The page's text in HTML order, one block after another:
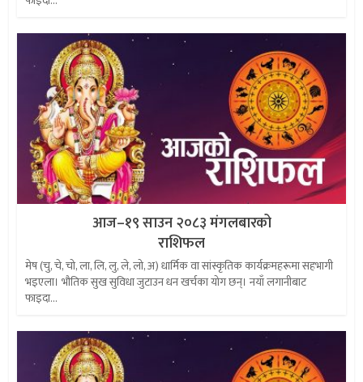
आज–१९ साउन २०८३ मंगलबारको
राशिफल
मेष (चु, चे, चो, ला, लि, लु, ले, लो, अ) धार्मिक वा सांस्कृतिक कार्यक्रमहरूमा सहभागी
भइएला। भौतिक सुख सुविधा जुटाउन धन खर्चका योग छन्। नयाँ लगानीबाट
फाइदा...